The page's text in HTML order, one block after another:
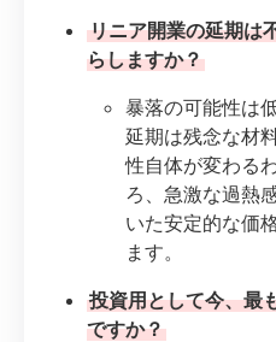
リニア開業の延期は
らしますか？
暴落の可能性は
延期は残念な材
性自体が変わる
ろ、急激な過熱
いた安定的な価
ます。
投資用として今、最
ですか？